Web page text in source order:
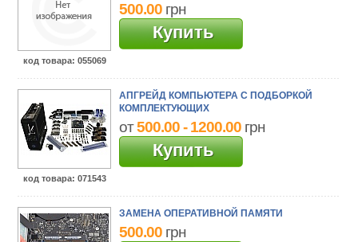
код товара: 055069
500.00 грн
Купить
код товара: 071543
АПГРЕЙД КОМПЬЮТЕРА С ПОДБОРКОЙ
КОМПЛЕКТУЮЩИХ
от500.00 - 1200.00 грн
Купить
ЗАМЕНА ОПЕРАТИВНОЙ ПАМЯТИ
500.00 грн